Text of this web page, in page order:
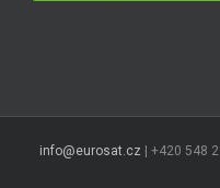
info@eurosat.cz| +420 548